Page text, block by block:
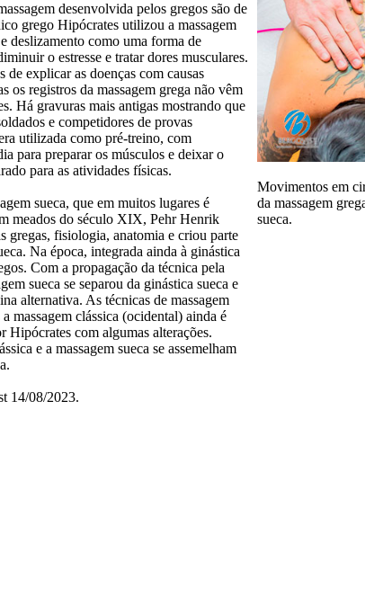
desenvolvida pelos gregos são de
grego Hipócrates utilizou a massagem
deslizamento como uma forma de
o estresse e tratar dores musculares.
explicar as doenças com causas
os registros da massagem grega não vêm
Há gravuras mais antigas mostrando que
e competidores de provas
utilizada como pré-treino, com
para preparar os músculos e deixar o
para as atividades físicas.
sueca, que em muitos lugares é
meados do século XIX, Pehr Henrik
gregas, fisiologia, anatomia e criou parte
Na época, integrada ainda à ginástica
Com a propagação da técnica pela
sueca se separou da ginástica sueca e
alternativa. As técnicas de massagem
massagem clássica (ocidental) ainda é
Hipócrates com algumas alterações.
e a massagem sueca se assemelham
14/08/2023.
Movimentos em
da massagem
sueca.